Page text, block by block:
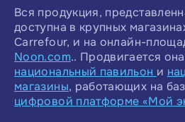
Вся продукция,
доступна в крупных
Carrefour, и на онлайн-
Noon.com.. Продвигается
национальный павильон и
магазины, работающих на
цифровой платформе «Мой